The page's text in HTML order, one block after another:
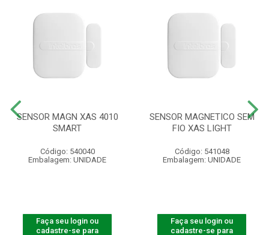
SENSOR MAGN XAS 4010
SMART
Código: 540040
Embalagem: UNIDADE
Faça seu login ou
cadastre-se para
SENSOR MAGNETICO SEM
FIO XAS LIGHT
Código: 541048
Embalagem: UNIDADE
Faça seu login ou
cadastre-se para